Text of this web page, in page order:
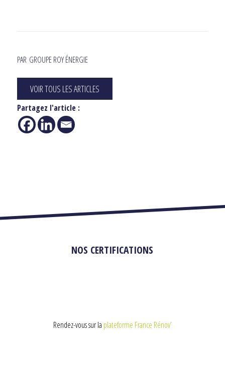
PAR GROUPE ROY ÉNERGIE
VOIR TOUS LES ARTICLES
Partagez l'article :
NOS CERTIFICATIONS
Rendez-vous sur la plateforme France Rénov’